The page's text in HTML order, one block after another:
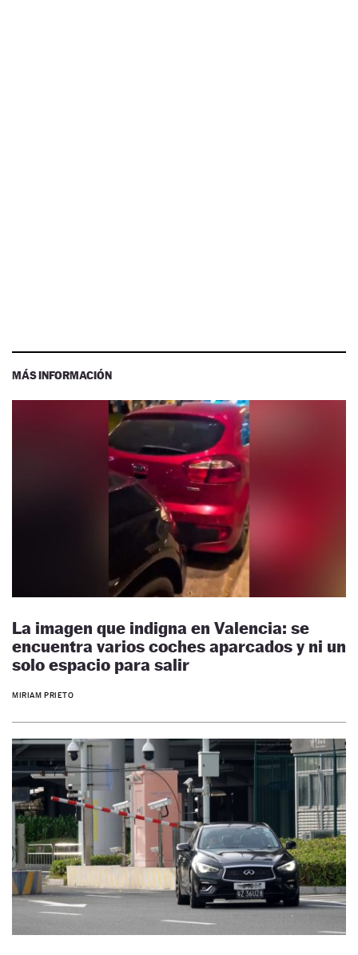
MÁS INFORMACIÓN
La imagen que indigna en Valencia: se
encuentra varios coches aparcados y ni un
solo espacio para salir
MIRIAM PRIETO